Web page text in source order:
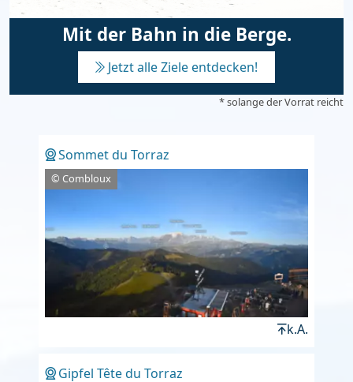
Mit der Bahn in die Berge.
Jetzt alle Ziele entdecken!
* solange der Vorrat reicht
Sommet du Torraz
© Combloux
k.A.
Gipfel Tête du Torraz